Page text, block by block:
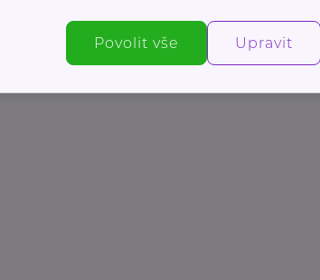
Povolit vše Upravit